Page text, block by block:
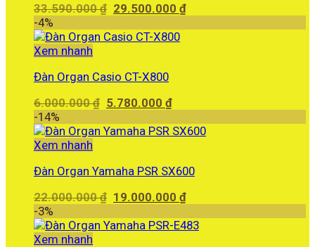
33.590.000₫ Giá
là:
29.500.000₫Giá
-4%
Xem nhanh
Đàn Organ Casio CT-X800
6.000.000₫ Giá
là:
5.780.000₫Giá
tại
-14%
Xem nhanh
Đàn Organ Yamaha PSR SX600
22.000.000₫ Giá
là:
19.000.000₫Giá
tại
-3%
Xem nhanh